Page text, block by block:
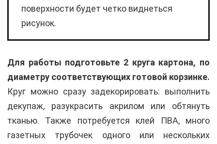
поверхности будет четко виднеться
рисунок.
Для работы подготовьте 2 круга картона, по
диаметру соответствующих готовой корзинке.
Круг можно сразу задекорировать: выполнить
декупаж, разукрасить акрилом или обтянуть
тканью. Также потребуется клей ПВА, много
газетных трубочек одного или нескольких